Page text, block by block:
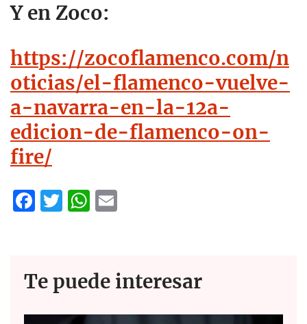
Y en Zoco:
https://zocoflamenco.com/n
oticias/el-flamenco-vuelve-
a-navarra-en-la-12a-
edicion-de-flamenco-on-
fire/
F
o
o
T
W
s
A
p
Te puede interesar